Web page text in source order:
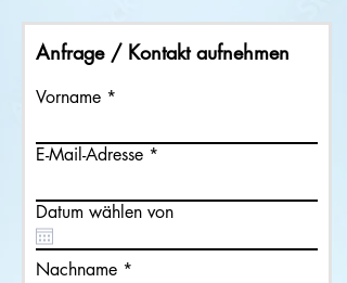
Anfrage / Kontakt aufnehmen
Vorname
E-Mail-Adresse
Datum wählen von
Nachname